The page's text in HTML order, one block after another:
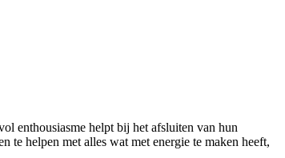
enthousiasme helpt bij het afsluiten van hun
te helpen met alles wat met energie te maken heeft,